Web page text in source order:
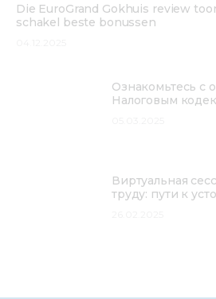
Die EuroGrand Gokhuis review
schakel beste bonussen
Ознакомьтесь с
Налоговым
Виртуальная
труду: пути к